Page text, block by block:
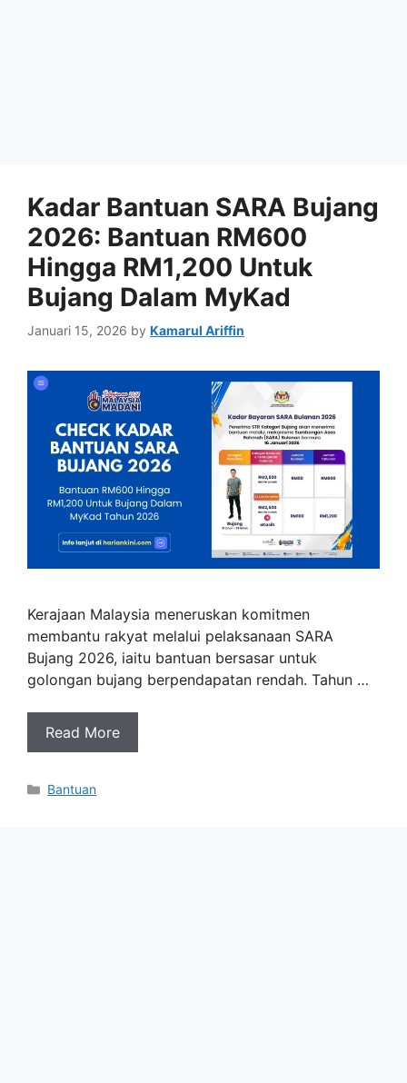
Kadar Bantuan SARA Bujang
2026: Bantuan RM600
Hingga RM1,200 Untuk
Bujang Dalam MyKad
Januari 15, 2026 by Kamarul Ariffin
Kerajaan Malaysia meneruskan komitmen
membantu rakyat melalui pelaksanaan SARA
Bujang 2026, iaitu bantuan bersasar untuk
golongan bujang berpendapatan rendah. Tahun …
Read More
Categories
Bantuan